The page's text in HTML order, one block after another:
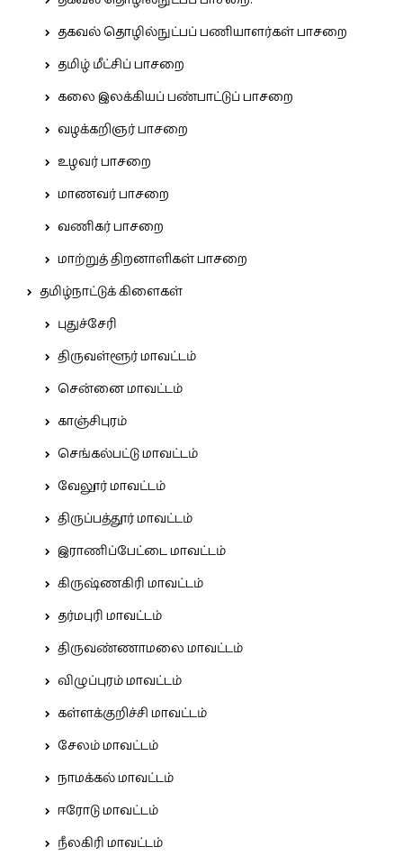
தகவல் தொழில்நுட்பப் பணியாளர்கள் பாசறை
தமிழ் மீட்சிப் பாசறை
கலை இலக்கியப் பண்பாட்டுப் பாசறை
வழக்கறிஞர் பாசறை
உழவர் பாசறை
மாணவர் பாசறை
வணிகர் பாசறை
மாற்றுத் திறனாளிகள் பாசறை
தமிழ்நாட்டுக் கிளைகள்
புதுச்சேரி
திருவள்ளூர் மாவட்டம்
சென்னை மாவட்டம்
காஞ்சிபுரம்
செங்கல்பட்டு மாவட்டம்
வேலூர் மாவட்டம்
திருப்பத்தூர் மாவட்டம்
இராணிப்பேட்டை மாவட்டம்
கிருஷ்ணகிரி மாவட்டம்
தர்மபுரி மாவட்டம்
திருவண்ணாமலை மாவட்டம்
விழுப்புரம் மாவட்டம்
கள்ளக்குறிச்சி மாவட்டம்
சேலம் மாவட்டம்
நாமக்கல் மாவட்டம்
ஈரோடு மாவட்டம்
நீலகிரி மாவட்டம்